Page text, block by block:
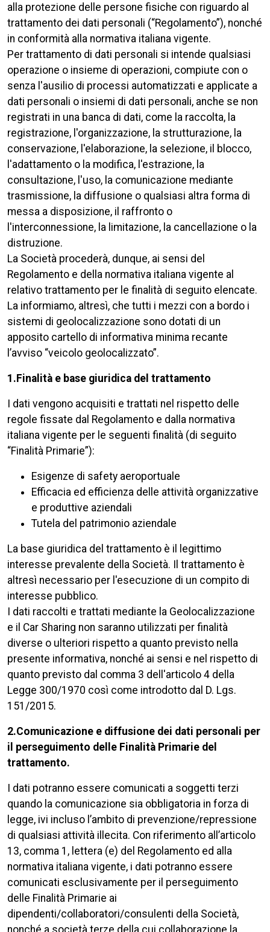
alla protezione delle persone fisiche con riguardo al
trattamento dei dati personali (“Regolamento”), nonché
in conformità alla normativa italiana vigente.
Per trattamento di dati personali si intende qualsiasi
operazione o insieme di operazioni, compiute con o
senza l'ausilio di processi automatizzati e applicate a
dati personali o insiemi di dati personali, anche se non
registrati in una banca di dati, come la raccolta, la
registrazione, l'organizzazione, la strutturazione, la
conservazione, l'elaborazione, la selezione, il blocco,
l'adattamento o la modifica, l'estrazione, la
consultazione, l'uso, la comunicazione mediante
trasmissione, la diffusione o qualsiasi altra forma di
messa a disposizione, il raffronto o
l'interconnessione, la limitazione, la cancellazione o la
distruzione.
La Società procederà, dunque, ai sensi del
Regolamento e della normativa italiana vigente al
relativo trattamento per le finalità di seguito elencate.
La informiamo, altresì, che tutti i mezzi con a bordo i
sistemi di geolocalizzazione sono dotati di un
apposito cartello di informativa minima recante
l’avviso “veicolo geolocalizzato”.
1.Finalità e base giuridica del trattamento
I dati vengono acquisiti e trattati nel rispetto delle
regole fissate dal Regolamento e dalla normativa
italiana vigente per le seguenti finalità (di seguito
“Finalità Primarie”):
Esigenze di safety aeroportuale
Efficacia ed efficienza delle attività organizzative
e produttive aziendali
Tutela del patrimonio aziendale
La base giuridica del trattamento è il legittimo
interesse prevalente della Società. Il trattamento è
altresì necessario per l'esecuzione di un compito di
interesse pubblico.
I dati raccolti e trattati mediante la Geolocalizzazione
e il Car Sharing non saranno utilizzati per finalità
diverse o ulteriori rispetto a quanto previsto nella
presente informativa, nonché ai sensi e nel rispetto di
quanto previsto dal comma 3 dell'articolo 4 della
Legge 300/1970 così come introdotto dal D. Lgs.
151/2015.
2.Comunicazione e diffusione dei dati personali per
il perseguimento delle Finalità Primarie del
trattamento.
I dati potranno essere comunicati a soggetti terzi
quando la comunicazione sia obbligatoria in forza di
legge, ivi incluso l’ambito di prevenzione/repressione
di qualsiasi attività illecita. Con riferimento all’articolo
13, comma 1, lettera (e) del Regolamento ed alla
normativa italiana vigente, i dati potranno essere
comunicati esclusivamente per il perseguimento
delle Finalità Primarie ai
dipendenti/collaboratori/consulenti della Società,
nonché a società terze della cui collaborazione la